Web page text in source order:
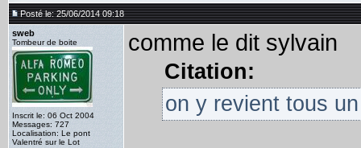
Posté le: 25/06/2014 09:18
sweb
Tombeur de boite
Inscrit le: 06 Oct 2004
Messages: 727
Localisation: Le pont
Valentré sur le Lot
comme le dit sylvain
Citation:
on y revient tous